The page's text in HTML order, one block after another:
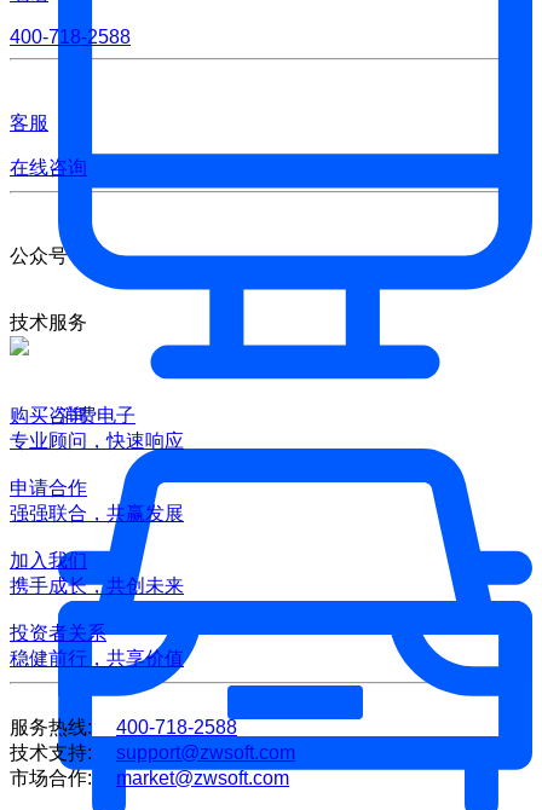
消费电子
400-718-2588
客服
在线咨询
公众号
技术服务
购买咨询
专业顾问，快速响应
申请合作
强强联合，共赢发展
加入我们
携手成长，共创未来
投资者关系
稳健前行，共享价值
服务热线:
400-718-2588
技术支持:
support@zwsoft.com
市场合作:
market@zwsoft.com